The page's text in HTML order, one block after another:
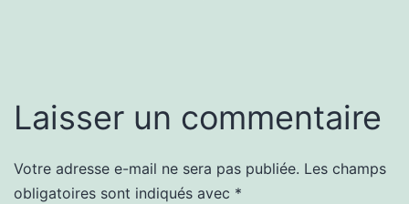
Laisser un commentaire
Votre adresse e-mail ne sera pas publiée. Les champs
obligatoires sont indiqués avec *